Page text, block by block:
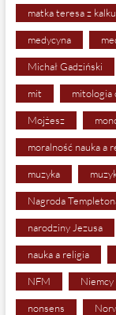
matka teresa z
medycyna
Michał Gadziński
mit mitologia
Mojżesz
moralność nauka a
muzyka
Nagroda
narodziny Jezusa
nauka a religia
NFM Niemcy
nonsens